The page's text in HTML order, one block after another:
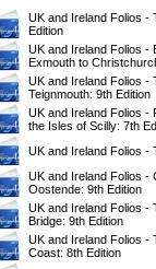
UK and Ireland Folios -
Edition
UK and Ireland Folios -
Exmouth to
UK and Ireland Folios -
Teignmouth: 9th Edition
UK and Ireland Folios -
the Isles of Scilly: 7th
UK and Ireland Folios -
UK and Ireland Folios -
Oostende: 9th Edition
UK and Ireland Folios -
Bridge: 9th Edition
UK and Ireland Folios -
Coast: 8th Edition